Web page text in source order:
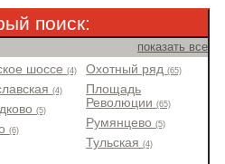
поиск:
показать все
шоссе(4)
(4)
(5)
(6)
Охотный ряд(65)
Площадь
Революции(65)
Румянцево(5)
Тульская(4)